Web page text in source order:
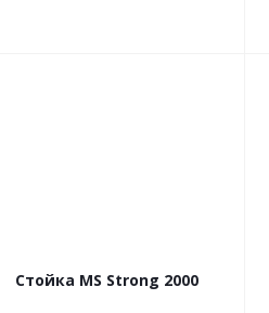
Стойка MS Strong 2000